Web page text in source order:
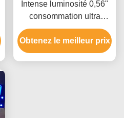
Intense luminosité 0,56"
consommation ultra
blanche de puissance
faible de couleur
d'affichage d'horloge de
Obtenez le meilleur prix